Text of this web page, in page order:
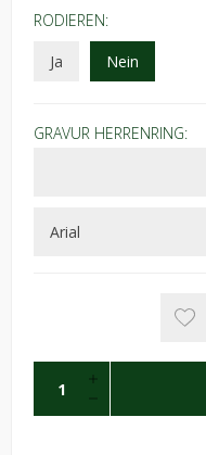
RODIEREN:
Ja
Nein
GRAVUR HERRENRING: